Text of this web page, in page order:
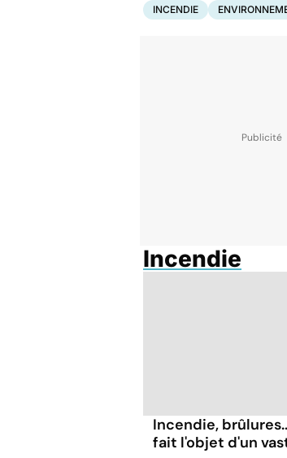
INCENDIE
Incendie
Incendie,
fait l'objet d'un